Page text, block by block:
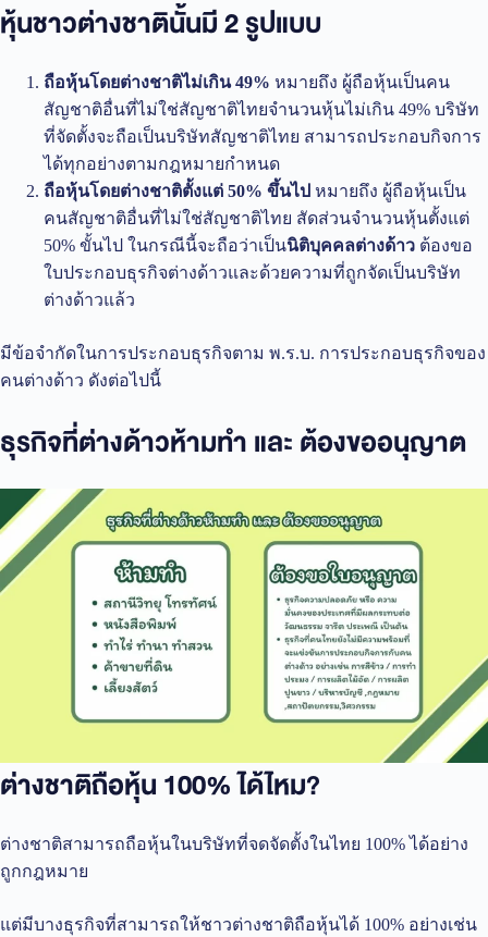
หุ้นชาวต่างชาตินั้นมี 2 รูปแบบ
ถือหุ้นโดยต่างชาติไม่เกิน 49% หมายถึง ผู้ถือหุ้นเป็นคน
สัญชาติอื่นที่ไม่ใช่สัญชาติไทยจำนวนหุ้นไม่เกิน 49% บริษัท
ที่จัดตั้งจะถือเป็นบริษัทสัญชาติไทย สามารถประกอบกิจการ
ได้ทุกอย่างตามกฎหมายกำหนด
ถือหุ้นโดยต่างชาติตั้งแต่ 50% ขึ้นไป หมายถึง ผู้ถือหุ้นเป็น
คนสัญชาติอื่นที่ไม่ใช่สัญชาติไทย สัดส่วนจำนวนหุ้นตั้งแต่
50% ขั้นไป ในกรณีนี้จะถือว่าเป็นนิติบุคคลต่างด้าว ต้องขอ
ใบประกอบธุรกิจต่างด้าวและด้วยความที่ถูกจัดเป็นบริษัท
ต่างด้าวแล้ว
มีข้อจำกัดในการประกอบธุรกิจตาม พ.ร.บ. การประกอบธุรกิจของ
คนต่างด้าว ดังต่อไปนี้
ธุรกิจที่ต่างด้าวห้ามทำ และ ต้องขออนุญาต
ต่างชาติถือหุ้น 100% ได้ไหม?
ต่างชาติสามารถถือหุ้นในบริษัทที่จดจัดตั้งในไทย 100% ได้อย่าง
ถูกกฎหมาย
แต่มีบางธุรกิจที่สามารถให้ชาวต่างชาติถือหุ้นได้ 100% อย่างเช่น